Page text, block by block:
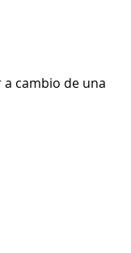
cambio de una